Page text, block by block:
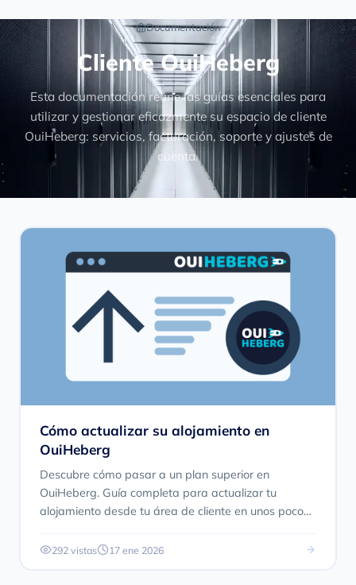
Documentación
Cliente OuiHeberg
Esta documentación reúne las guías esenciales para
utilizar y gestionar eficazmente su espacio de cliente
OuiHeberg: servicios, facturación, soporte y ajustes de
cuenta.
Cómo actualizar su alojamiento en
OuiHeberg
Descubre cómo pasar a un plan superior en
OuiHeberg. Guía completa para actualizar tu
alojamiento desde tu área de cliente en unos pocos
292 vistas 17 ene 2026